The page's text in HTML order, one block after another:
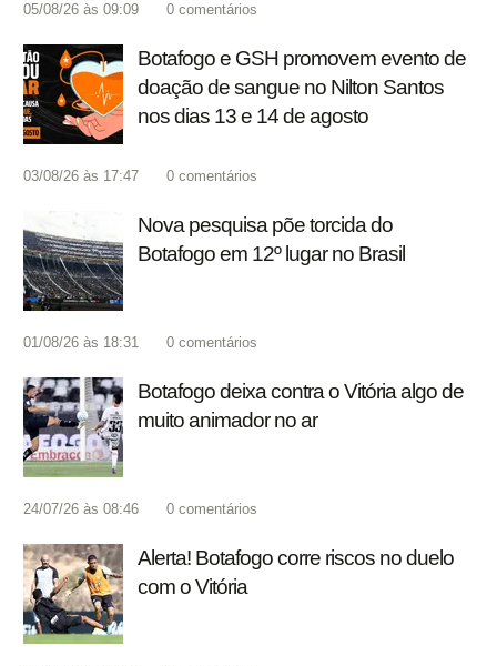
05/08/26 às 09:09 0 comentários
Botafogo e GSH promovem evento de
doação de sangue no Nilton Santos
nos dias 13 e 14 de agosto
03/08/26 às 17:47 0 comentários
Nova pesquisa põe torcida do
Botafogo em 12º lugar no Brasil
01/08/26 às 18:31 0 comentários
Botafogo deixa contra o Vitória algo de
muito animador no ar
24/07/26 às 08:46 0 comentários
Alerta! Botafogo corre riscos no duelo
com o Vitória